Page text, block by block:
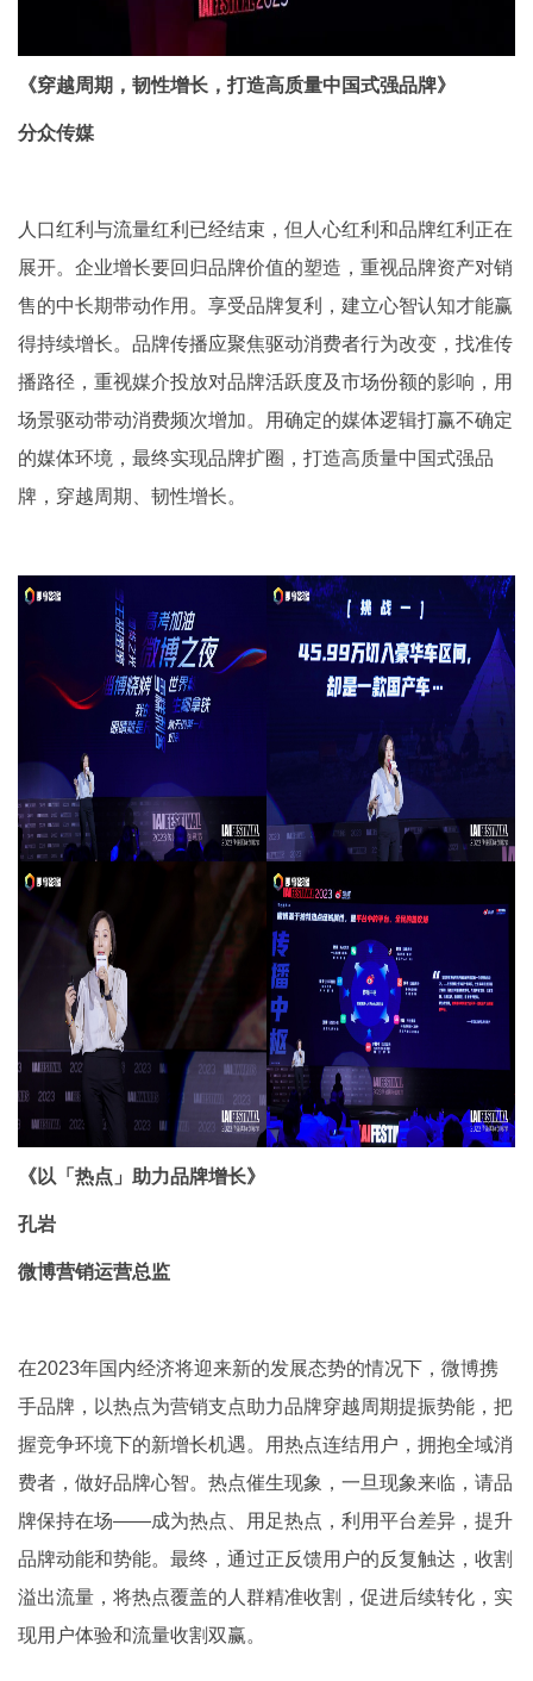
《穿越周期，韧性增长，打造高质量中国式强品牌》
分众传媒
人口红利与流量红利已经结束，但人心红利和品牌红利正在
展开。企业增长要回归品牌价值的塑造，重视品牌资产对销
售的中长期带动作用。享受品牌复利，建立心智认知才能赢
得持续增长。品牌传播应聚焦驱动消费者行为改变，找准传
播路径，重视媒介投放对品牌活跃度及市场份额的影响，用
场景驱动带动消费频次增加。用确定的媒体逻辑打赢不确定
的媒体环境，最终实现品牌扩圈，打造高质量中国式强品
牌，穿越周期、韧性增长。
《以「热点」助力品牌增长》
孔岩
微博营销运营总监
在2023年国内经济将迎来新的发展态势的情况下，微博携
手品牌，以热点为营销支点助力品牌穿越周期提振势能，把
握竞争环境下的新增长机遇。用热点连结用户，拥抱全域消
费者，做好品牌心智。热点催生现象，一旦现象来临，请品
牌保持在场——成为热点、用足热点，利用平台差异，提升
品牌动能和势能。最终，通过正反馈用户的反复触达，收割
溢出流量，将热点覆盖的人群精准收割，促进后续转化，实
现用户体验和流量收割双赢。